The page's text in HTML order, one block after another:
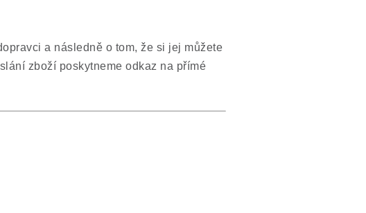
a následně o tom, že si jej můžete
zboží poskytneme odkaz na přímé